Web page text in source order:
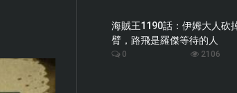
海賊王1190話：伊姆大人砍
臂，路飛是羅傑等待的人
0 2106